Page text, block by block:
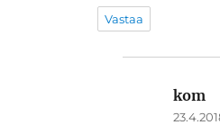
Vastaa
kom